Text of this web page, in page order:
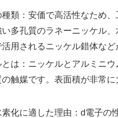
類：安価で高活性なため
多孔質のラネーニッケル
用されるニッケル錯体など
は：ニッケルとアルミニ
触媒です。表面積が非常
化に適した理由：d電子の